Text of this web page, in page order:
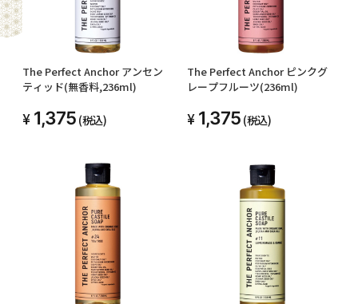
The Perfect Anchor アンセン
ティッド(無香料,236ml)
1,375 (税込)
The Perfect Anchor ピンクグ
レープフルーツ(236ml)
1,375 (税込)